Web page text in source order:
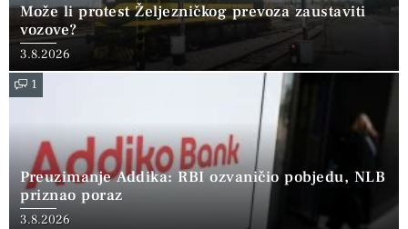
Može li protest Željezničkog prevoza zaustaviti
vozove?
3.8.2026
1
Preuzimanje Addika: RBI ozvaničio pobjedu, NLB
priznao poraz
3.8.2026